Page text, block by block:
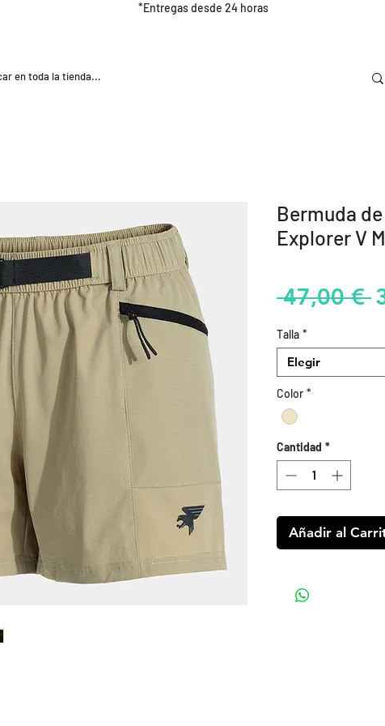
*Entregas desde 24 horas
Bermuda
Explorer V
47,00 €
Talla *
Elegir
Color *
Cantidad *
Añadir al